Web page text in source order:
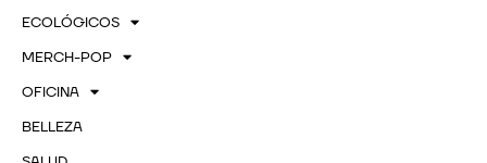
ECOLÓGICOS
MERCH-POP
OFICINA
BELLEZA